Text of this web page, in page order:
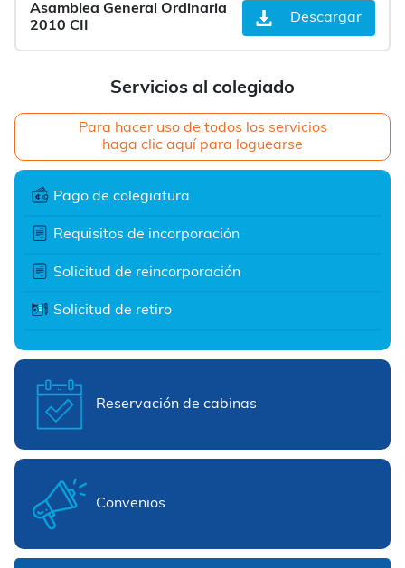
Servicios al colegiado
Para hacer uso de todos los servicios
haga clic aquí para loguearse
Pago de colegiatura
Requisitos de incorporación
Solicitud de reincorporación
Solicitud de retiro
Reservación de cabinas
Convenios
Asamblea General Ordinaria
2010 CII
Descargar